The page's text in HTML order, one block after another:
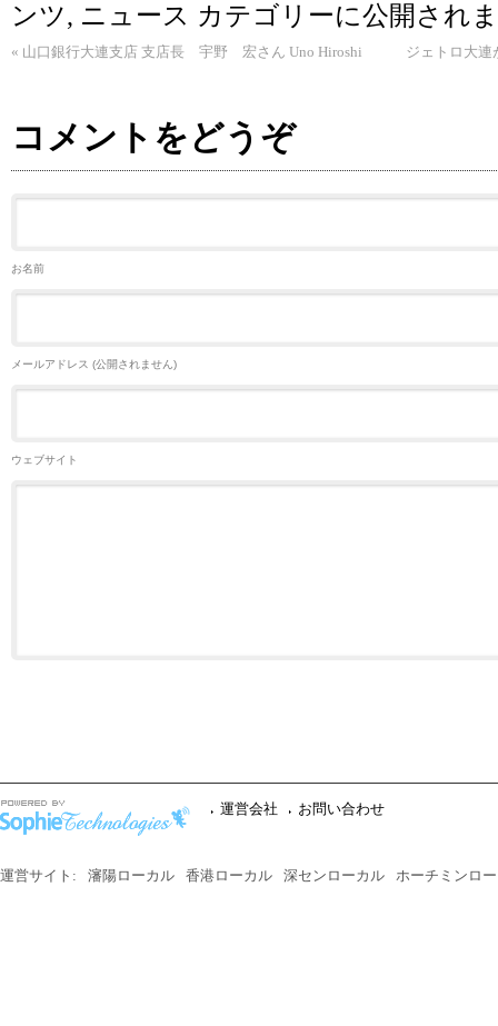
ンツ, ニュース カテゴリーに公開され
« 山口銀行大連支店 支店長 宇野 宏さん Uno Hiroshi ジェトロ大連
コメントをどうぞ
お名前
メールアドレス (公開されません)
ウェブサイト
運営会社 お問い合わせ
運営サイト: 瀋陽ローカル 香港ローカル 深センローカル ホーチミンロ